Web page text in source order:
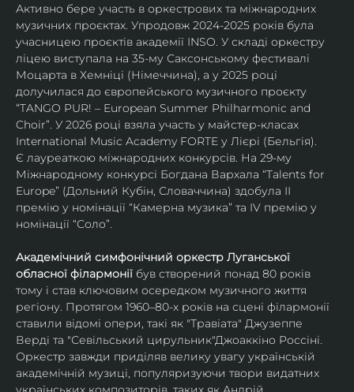
Активно бере участь в оркестрових та міжнародних
музичних проєктах. Упродовж 2024-2025 років була
учасницею проєктів академії INSO. У складі оркестру
ліцею виступала на 35-му Саксонському фестивалі
Моцарта в Хемніці (Німеччина), а у 2025 році
долучилася до європейського музичного проєкту
“TANGO PUR! – European Summer Philharmonic and
Choir”. У 2026 році взяла участь у майстер-класах
International Music Academy FORTE у Лієрі (Бельгія).
Є лауреаткою міжнародних конкурсів. На 29-му
Міжнародному конкурсі Богдана Вархала “Talents for
Europe” (Дольний Кубін, Словаччина) здобула ІІ
премію у номінації “Камерна музика” та IV премію у
номінації “Соло”.
Академічний симфонічний оркестр Луганської
обласної філармонії був створений понад 80 років
тому і став ключовим осередком музичного життя
регіону. Протягом 1960–80-х років на сцені філармонії
ставили відомі опери, такі як "Травіата" Джузеппе
Верді та "Севільський цирульник"Джоаккіно Россіні.
Оркестр завжди приділяв велику увагу українській
академічній музиці, популяризуючи твори видатних